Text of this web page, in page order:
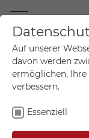
Mein Konto
Auf unserer
davon werden
ermöglichen, Ihre
verbessern.
Essenziell